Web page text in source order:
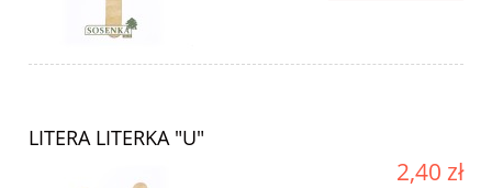
LITERA LITERKA "U"
2,40 zł